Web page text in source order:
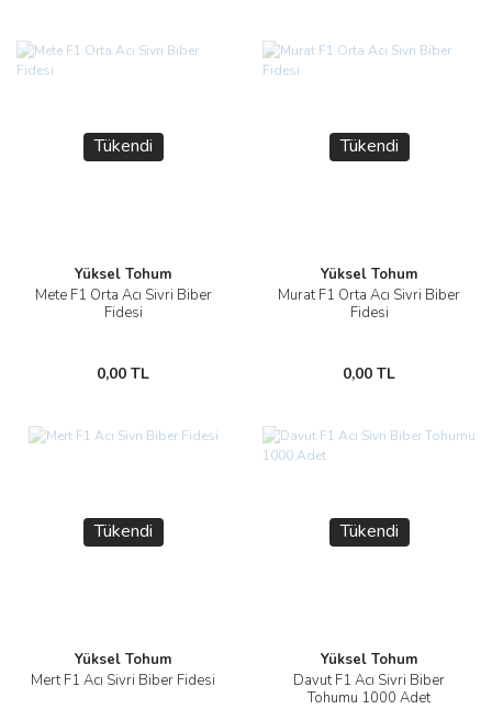
Tükendi
Yüksel Tohum
Mete F1 Orta Acı Sivri Biber
Fidesi
0,00 TL
Tükendi
Yüksel Tohum
Murat F1 Orta Acı Sivri Biber
Fidesi
0,00 TL
Tükendi
Yüksel Tohum
Mert F1 Acı Sivri Biber Fidesi
Tükendi
Yüksel Tohum
Davut F1 Acı Sivri Biber
Tohumu 1000 Adet